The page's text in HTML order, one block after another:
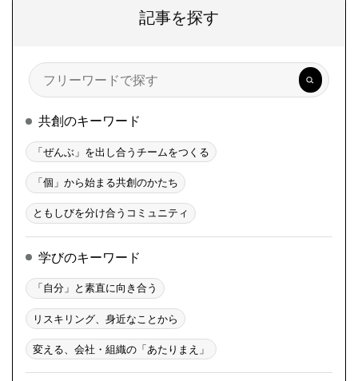
記事を探す
検
索
共創のキーワード
「ぜんぶ」を出し合うチームをつくる
「個」から始まる共創のかたち
ともしびを分け合うコミュニティ
学びのキーワード
「自分」と素直に向き合う
リスキリング、身近なことから
変える、会社・組織の「あたりまえ」